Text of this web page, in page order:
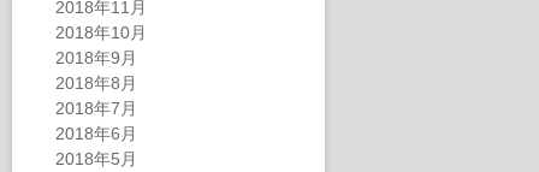
2018年11月
2018年10月
2018年9月
2018年8月
2018年7月
2018年6月
2018年5月